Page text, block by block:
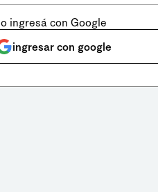
o ingresá con Google
ingresar con google